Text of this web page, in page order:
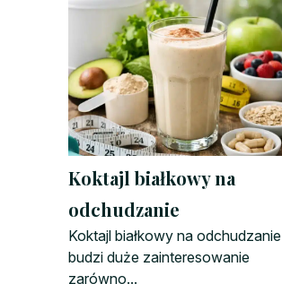
Koktajl białkowy na
odchudzanie
Koktajl białkowy na odchudzanie
budzi duże zainteresowanie
zarówno...